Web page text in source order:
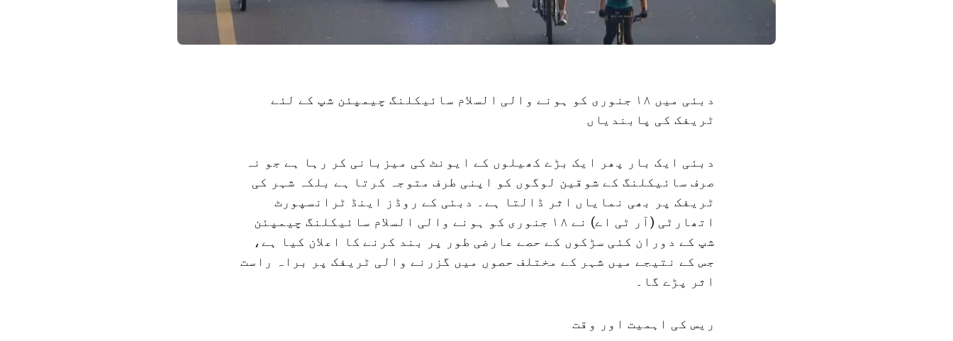
دبئی میں ۱۸ جنوری کو ہونے والی السلام سائیکلنگ چیمپئن شپ کے لئے
ٹریفک کی پابندیاں
دبئی ایک بار پھر ایک بڑے کھیلوں کے ایونٹ کی میزبانی کر رہا ہے جو نہ
صرف سائیکلنگ کے شوقین لوگوں کو اپنی طرف متوجہ کرتا ہے بلکہ شہر کی
ٹریفک پر بھی نمایاں اثر ڈالتا ہے۔ دبئی کے روڈز اینڈ ٹرانسپورٹ
اتھارٹی (آر ٹی اے) نے ۱۸ جنوری کو ہونے والی السلام سائیکلنگ چیمپئن
شپ کے دوران کئی سڑکوں کے حصے عارضی طور پر بند کرنے کا اعلان کیا ہے،
جس کے نتیجے میں شہر کے مختلف حصوں میں گزرنے والی ٹریفک پر براہ راست
اثر پڑے گا۔
ریس کی اہمیت اور وقت